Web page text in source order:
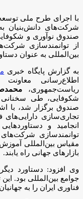
با اجرای طرح ملی
شرکت‌های دانش‌بنیان
صندوق نوآوری و
از توانمندسازی
بین‌المللی به عنوان
به گزارش پایگاه خبری
اطلاع‌رسانی
ریاست‌جمهوری،
شکوفایی، طی سخنانی
صندوق برگزار شد، با
تجاری‌سازی
انجامید و
توانمندسازی شرکت‌های
مقیاس بین‌المللی
بازار‌های جهانی راه یابند.
وی افزود: دستاورد
جوامع بین‌المللی بود.
فناوری ایران را به